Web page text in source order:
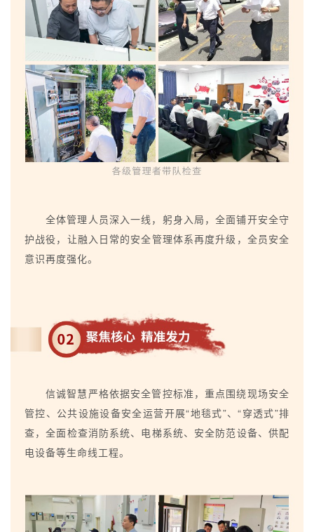
全体管理人员深入一线，躬身入局，全面铺开安全守
护战役，让融入日常的安全管理体系再度升级，全员安全
意识再度强化。
信诚智慧严格依据安全管控标准，重点围绕现场安全
管控、公共设施设备安全运营开展“地毯式”、“穿透式”排
查，全面检查消防系统、电梯系统、安全防范设备、供配
电设备等生命线工程。